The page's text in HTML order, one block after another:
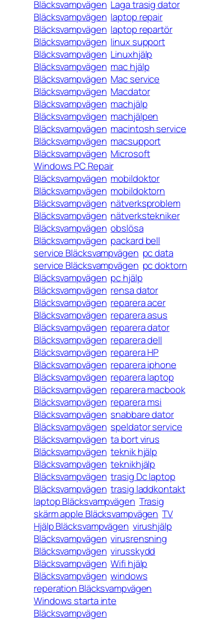
Bläcksvampvägen Laga trasig dator
Bläcksvampvägen laptop repair
Bläcksvampvägen laptop repartör
Bläcksvampvägen linux support
Bläcksvampvägen Linuxhjälp
Bläcksvampvägen mac hjälp
Bläcksvampvägen Mac service
Bläcksvampvägen Macdator
Bläcksvampvägen machjälp
Bläcksvampvägen machjälpen
Bläcksvampvägen macintosh service
Bläcksvampvägen macsupport
Bläcksvampvägen Microsoft
Windows PC Repair
Bläcksvampvägen mobildoktor
Bläcksvampvägen mobildoktorn
Bläcksvampvägen nätverksproblem
Bläcksvampvägen nätverkstekniker
Bläcksvampvägen obslösa
Bläcksvampvägen packard bell
service Bläcksvampvägen pc data
service Bläcksvampvägen pc doktorn
Bläcksvampvägen pc hjälp
Bläcksvampvägen rensa dator
Bläcksvampvägen reparera acer
Bläcksvampvägen reparera asus
Bläcksvampvägen reparera dator
Bläcksvampvägen reparera dell
Bläcksvampvägen reparera HP
Bläcksvampvägen reparera iphone
Bläcksvampvägen reparera laptop
Bläcksvampvägen reparera macbook
Bläcksvampvägen reparera msi
Bläcksvampvägen snabbare dator
Bläcksvampvägen speldator service
Bläcksvampvägen ta bort virus
Bläcksvampvägen teknik hjälp
Bläcksvampvägen teknikhjälp
Bläcksvampvägen trasig Dc laptop
Bläcksvampvägen trasig laddkontakt
laptop Bläcksvampvägen Trasig
skärm apple Bläcksvampvägen TV
Hjälp Bläcksvampvägen virushjälp
Bläcksvampvägen virusrensning
Bläcksvampvägen virusskydd
Bläcksvampvägen Wifi hjälp
Bläcksvampvägen windows
reperation Bläcksvampvägen
Windows starta inte
Bläcksvampvägen